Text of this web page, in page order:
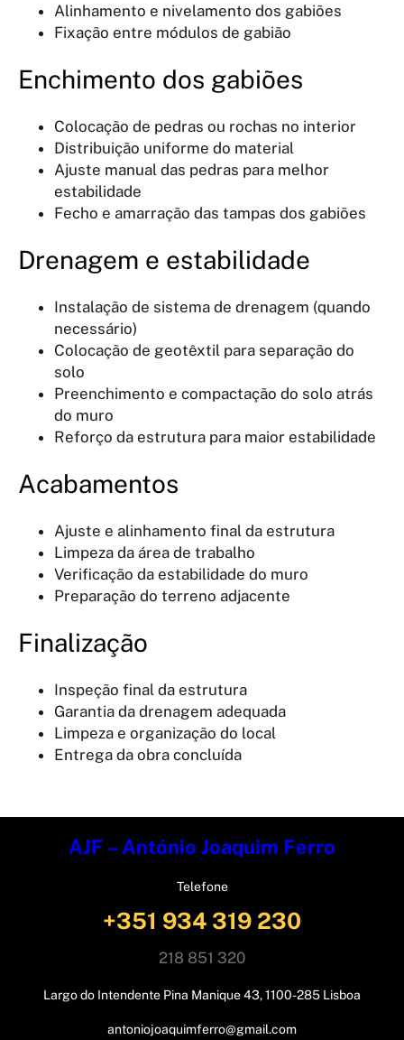
Alinhamento e nivelamento dos gabiões
Fixação entre módulos de gabião
Enchimento dos gabiões
Colocação de pedras ou rochas no interior
Distribuição uniforme do material
Ajuste manual das pedras para melhor
estabilidade
Fecho e amarração das tampas dos gabiões
Drenagem e estabilidade
Instalação de sistema de drenagem (quando
necessário)
Colocação de geotêxtil para separação do
solo
Preenchimento e compactação do solo atrás
do muro
Reforço da estrutura para maior estabilidade
Acabamentos
Ajuste e alinhamento final da estrutura
Limpeza da área de trabalho
Verificação da estabilidade do muro
Preparação do terreno adjacente
Finalização
Inspeção final da estrutura
Garantia da drenagem adequada
Limpeza e organização do local
Entrega da obra concluída
AJF – António Joaquim Ferro
Telefone
+351 934 319 230
218 851 320
Largo do Intendente Pina Manique 43, 1100-285 Lisboa
antoniojoaquimferro@gmail.com